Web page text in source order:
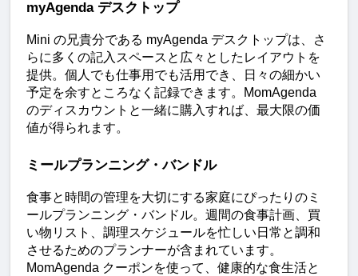
myAgenda デスクトップ
Mini の兄貴分である myAgenda デスクトップは、さ
らに多くの記入スペースと広々としたレイアウトを
提供。個人でも仕事用でも活用でき、日々の細かい
予定を余すところなく記録できます。MomAgenda
のディスカウントと一緒に購入すれば、最大限の価
値が得られます。
ミールプランニング・バンドル
食事と時間の管理を大切にする家庭にぴったりのミ
ールプランニング・バンドル。週間の食事計画、買
い物リスト、調理スケジュールを忙しい日常と調和
させるためのプランナーが含まれています。
MomAgenda クーポンを使って、健康的な食生活と